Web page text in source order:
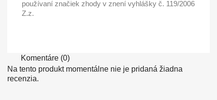
používaní značiek zhody v znení vyhlášky č. 119/2006
Z.z.
Komentáre (0)
Na tento produkt momentálne nie je pridaná žiadna
recenzia.